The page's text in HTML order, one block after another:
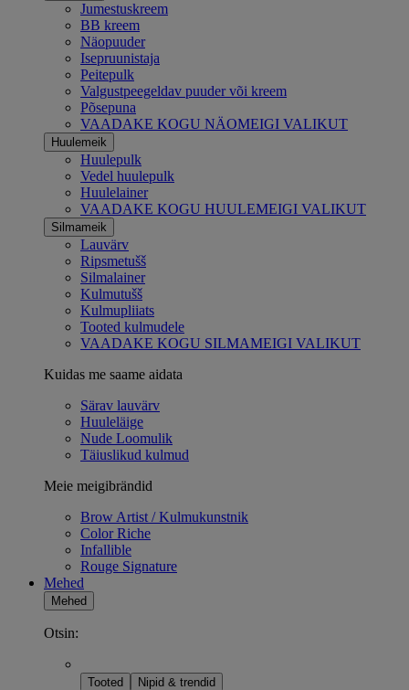
Jumestuskreem
BB kreem
Näopuuder
Isepruunistaja
Peitepulk
Valgustpeegeldav puuder või kreem
Põsepuna
VAADAKE KOGU NÄOMEIGI VALIKUT
Huulemeik
Huulepulk
Vedel huulepulk
Huulelainer
VAADAKE KOGU HUULEMEIGI VALIKUT
Silmameik
Lauvärv
Ripsmetušš
Silmalainer
Kulmutušš
Kulmupliiats
Tooted kulmudele
VAADAKE KOGU SILMAMEIGI VALIKUT
Kuidas me saame aidata
Särav lauvärv
Huuleläige
Nude Loomulik
Täiuslikud kulmud
Meie meigibrändid
Brow Artist / Kulmukunstnik
Color Riche
Infallible
Rouge Signature
Mehed
Mehed
Otsin:
Tooted
Nipid & trendid